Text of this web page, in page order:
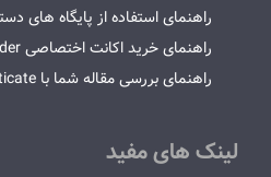
راهنمای استفاده از پایگاه های
راهنمای خرید اکانت اختصاصی SciFinder
راهنمای بررسی مقاله شما با iThenticate و Grammerly
لینک های مفید